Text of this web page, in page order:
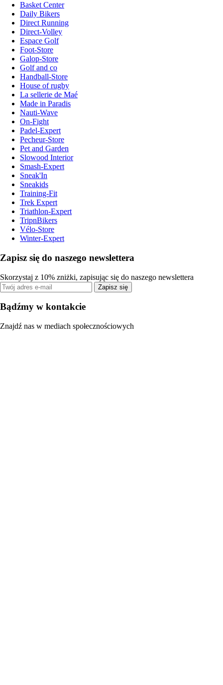
Basket Center
Daily Bikers
Direct Running
Direct-Volley
Espace Golf
Foot-Store
Galop-Store
Golf and co
Handball-Store
House of rugby
La sellerie de Maé
Made in Paradis
Nauti-Wave
On-Fight
Padel-Expert
Pecheur-Store
Pet and Garden
Slowood Interior
Smash-Expert
Sneak'In
Sneakids
Training-Fit
Trek Expert
Triathlon-Expert
TripnBikers
Vélo-Store
Winter-Expert
Zapisz się do naszego newslettera
Skorzystaj z 10% zniżki, zapisując się do naszego newslettera
Zapisz się
Bądźmy w kontakcie
Znajdź nas w mediach społecznościowych